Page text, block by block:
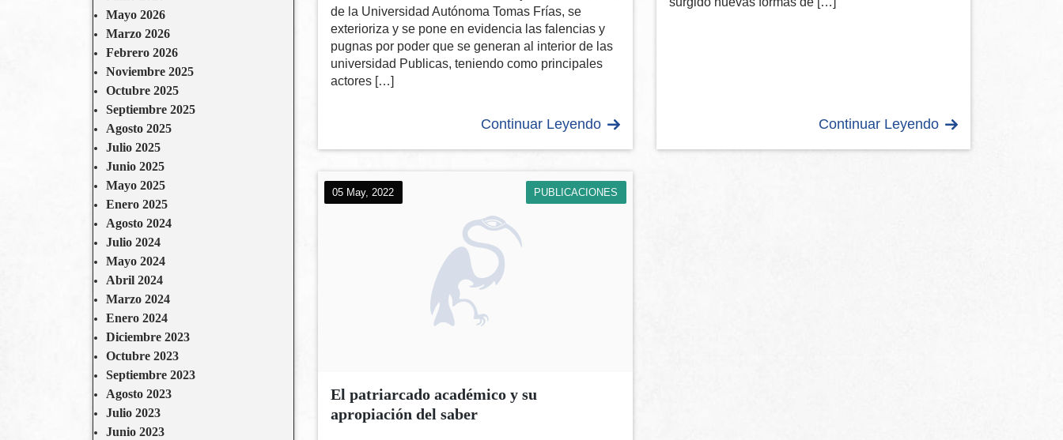
Mayo 2026
Marzo 2026
Febrero 2026
Noviembre 2025
Octubre 2025
Septiembre 2025
Agosto 2025
Julio 2025
Junio 2025
Mayo 2025
Enero 2025
Agosto 2024
Julio 2024
Mayo 2024
Abril 2024
Marzo 2024
Enero 2024
Diciembre 2023
Octubre 2023
Septiembre 2023
Agosto 2023
Julio 2023
Junio 2023
de la Universidad Autónoma Tomas Frías, se
exterioriza y se pone en evidencia las falencias y
pugnas por poder que se generan al interior de las
universidad Publicas, teniendo como principales
actores […]
Continuar Leyendo Continuar Leyendo
05 May, 2022 PUBLICACIONES
El patriarcado académico y su
apropiación del saber